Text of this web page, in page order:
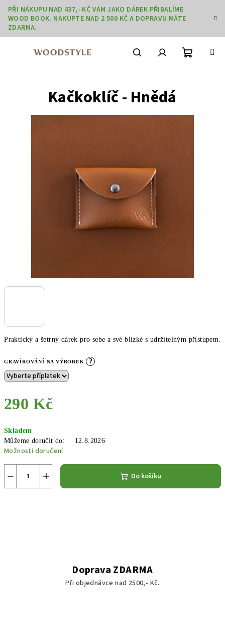
Přejít
obsah
PŘI NÁKUPU NAD 437,- KČ VÁM JAKO DÁREK PŘIBALÍME
WOOD BOOK. NAKUPTE NAD 2 500 KČ A DOPRAVU MÁTE
ZDARMA.
Praktický a šetrný dárek pro sebe a své blízké s udržitelným přístupem.
GRAVÍROVÁNÍ NA VÝROBEK ?
290 Kč
cena:
Skladem
Můžeme doručit do:
12.8.2026
Možnosti doručení
+
− Do košíku
Kačkoklíč - Hnědá
Doprava ZDARMA
Při objednávce nad 2500,- Kč.